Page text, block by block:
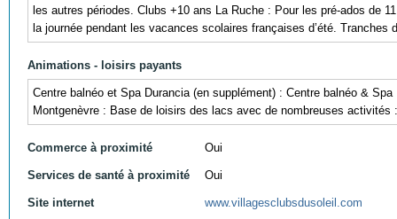
les autres périodes. Clubs +10 ans La Ruche : Pour les pré-ados de
la journée pendant les vacances scolaires françaises d’été.
Animations - loisirs payants
Centre balnéo et Spa Durancia (en supplément) : Centre balnéo &
Montgenèvre : Base de loisirs des lacs avec de nombreuses
Commerce à proximité Oui
Services de santé à proximité Oui
Site internet www.villagesclubsdusoleil.com